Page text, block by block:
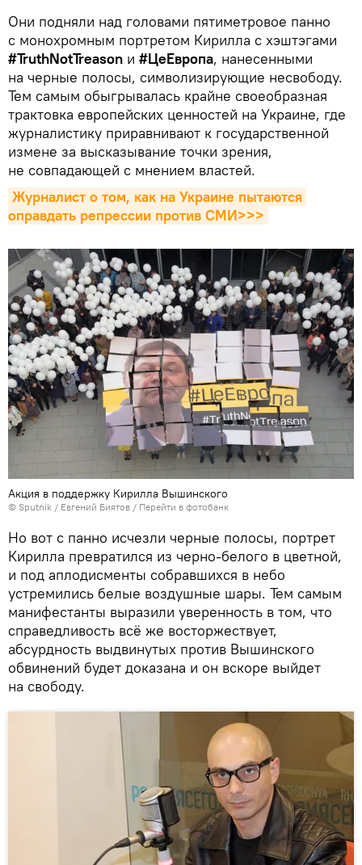
Они подняли над головами пятиметровое панно
с монохромным портретом Кирилла с хэштэгами
#TruthNotTreason и #ЦеЕвропа, нанесенными
на черные полосы, символизирующие несвободу.
Тем самым обыгрывалась крайне своеобразная
трактовка европейских ценностей на Украине, где
журналистику приравнивают к государственной
измене за высказывание точки зрения,
не совпадающей с мнением властей.
Журналист о том, как на Украине пытаются
оправдать репрессии против СМИ>>>
Акция в поддержку Кирилла Вышинского
© Sputnik / Евгений Биятов / Перейти в фотобанк
Но вот с панно исчезли черные полосы, портрет
Кирилла превратился из черно-белого в цветной,
и под аплодисменты собравшихся в небо
устремились белые воздушные шары. Тем самым
манифестанты выразили уверенность в том, что
справедливость всё же восторжествует,
абсурдность выдвинутых против Вышинского
обвинений будет доказана и он вскоре выйдет
на свободу.